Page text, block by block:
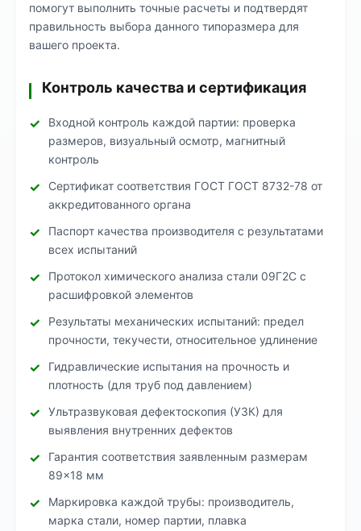
помогут выполнить точные расчеты и подтвердят
правильность выбора данного типоразмера для
вашего проекта.
Контроль качества и сертификация
Входной контроль каждой партии: проверка
размеров, визуальный осмотр, магнитный
контроль
Сертификат соответствия ГОСТ ГОСТ 8732-78 от
аккредитованного органа
Паспорт качества производителя с результатами
всех испытаний
Протокол химического анализа стали 09Г2С с
расшифровкой элементов
Результаты механических испытаний: предел
прочности, текучести, относительное удлинение
Гидравлические испытания на прочность и
плотность (для труб под давлением)
Ультразвуковая дефектоскопия (УЗК) для
выявления внутренних дефектов
Гарантия соответствия заявленным размерам
89×18 мм
Маркировка каждой трубы: производитель,
марка стали, номер партии, плавка